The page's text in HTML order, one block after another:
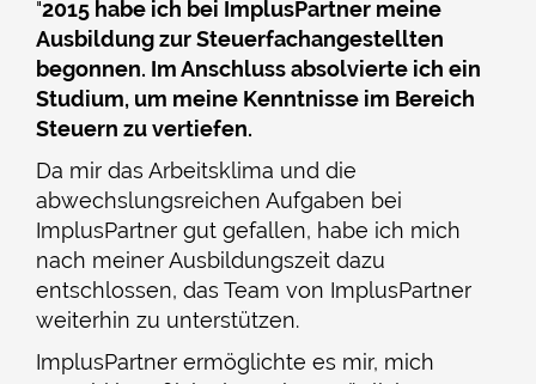
"2015 habe ich bei ImplusPartner meine
Ausbildung zur Steuerfachangestellten
begonnen. Im Anschluss absolvierte ich ein
Studium, um meine Kenntnisse im Bereich
Steuern zu vertiefen.
Da mir das Arbeitsklima und die
abwechslungsreichen Aufgaben bei
ImplusPartner gut gefallen, habe ich mich
nach meiner Ausbildungszeit dazu
entschlossen, das Team von ImplusPartner
weiterhin zu unterstützen.
ImplusPartner ermöglichte es mir, mich